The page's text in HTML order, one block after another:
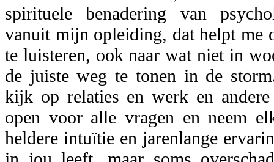
spirituele benadering van
vanuit mijn opleiding, dat helpt me
te luisteren, ook naar wat niet in
de juiste weg te tonen in de
kijk op relaties en werk en
open voor alle vragen en neem
heldere intuïtie en jarenlange